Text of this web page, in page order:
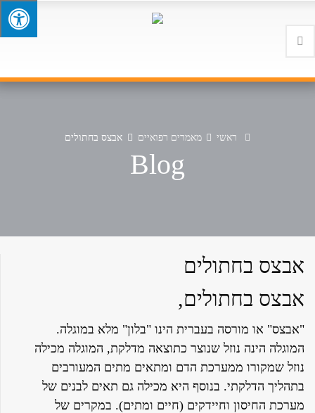
ראשי מאמרים רפואיים אבצס בחתולים
Blog
אבצס בחתולים
אבצס בחתולים,
"אבצס" או מורסה בעברית הינו "בלון" מלא במוגלה.
המוגלה הינה נוזל שנוצר כתוצאה מדלקת, המוגלה מכילה
נוזל שמקורו ממערכת הדם ומתאים מתים המעורבים
בתהליך הדלקתי. בנוסף היא מכילה גם תאים לבנים של
מערכת החיסון וחיידקים (חיים ומתים). במקרים של